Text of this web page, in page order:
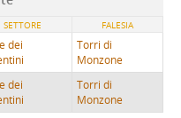
SETTORE FALESIA
dei
Torri di
Monzone
dei
Torri di
Monzone